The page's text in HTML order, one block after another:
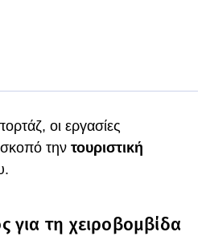
οι εργασίες
την τουριστική
για τη χειροβομβίδα